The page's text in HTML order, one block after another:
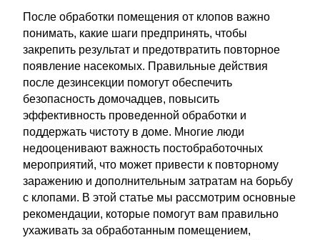
После обработки помещения от клопов важно
понимать, какие шаги предпринять, чтобы
закрепить результат и предотвратить повторное
появление насекомых. Правильные действия
после дезинсекции помогут обеспечить
безопасность домочадцев, повысить
эффективность проведенной обработки и
поддержать чистоту в доме. Многие люди
недооценивают важность постобработочных
мероприятий, что может привести к повторному
заражению и дополнительным затратам на борьбу
с клопами. В этой статье мы рассмотрим основные
рекомендации, которые помогут вам правильно
ухаживать за обработанным помещением,
Контакт»